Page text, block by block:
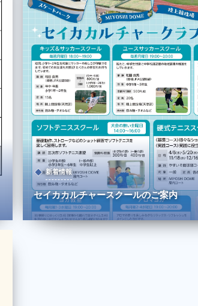
新着情報
セイカカルチャースクールのご案内